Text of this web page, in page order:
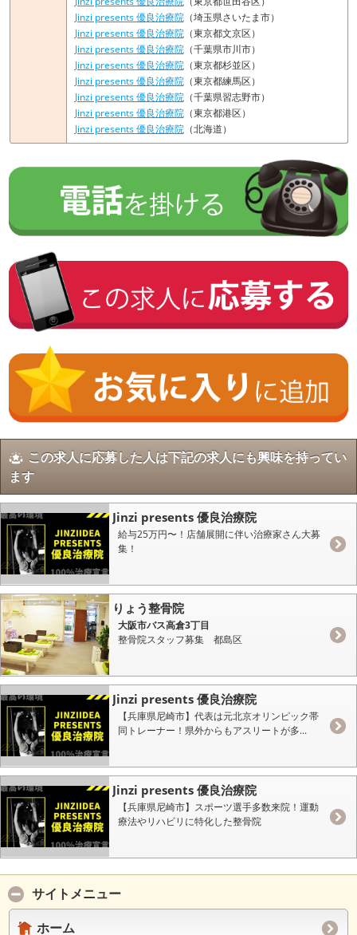
Jinzi presents 優良治療院（埼玉県さいたま市）
Jinzi presents 優良治療院（東京都文京区）
Jinzi presents 優良治療院（千葉県市川市）
Jinzi presents 優良治療院（東京都杉並区）
Jinzi presents 優良治療院（東京都練馬区）
Jinzi presents 優良治療院（千葉県習志野市）
Jinzi presents 優良治療院（東京都港区）
Jinzi presents 優良治療院（北海道）
この求人に応募した人は下記の求人にも興味を持ってい
ます
Jinzi presents 優良治療院
給与25万円〜！店舗展開に伴い治療家さん大募
集！
りょう整骨院
大阪市バス高倉3丁目
整骨院スタッフ募集 都島区
Jinzi presents 優良治療院
【兵庫県尼崎市】代表は元北京オリンピック帯
同トレーナー！県外からもアスリートが多...
Jinzi presents 優良治療院
【兵庫県尼崎市】スポーツ選手多数来院！運動
療法やリハビリに特化した整骨院
サイトメニュー
ホーム